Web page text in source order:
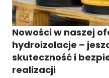
Nowości w naszej
hydroizolacje –
skuteczność i
realizacji